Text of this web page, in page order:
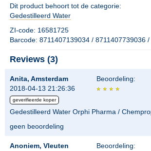
Dit product behoort tot de categorie:
Gedestilleerd Water
ZI-code: 16581725
Barcode: 8711407139034 / 8711407739036
Reviews (3)
Anita, Amsterdam
2018-04-13 21:26:36
geverifieerde koper
Beoordeling:
Gedestilleerd Water Orphi Pharma /
geen beoordeling
Anoniem, Vleuten
Beoordeling: